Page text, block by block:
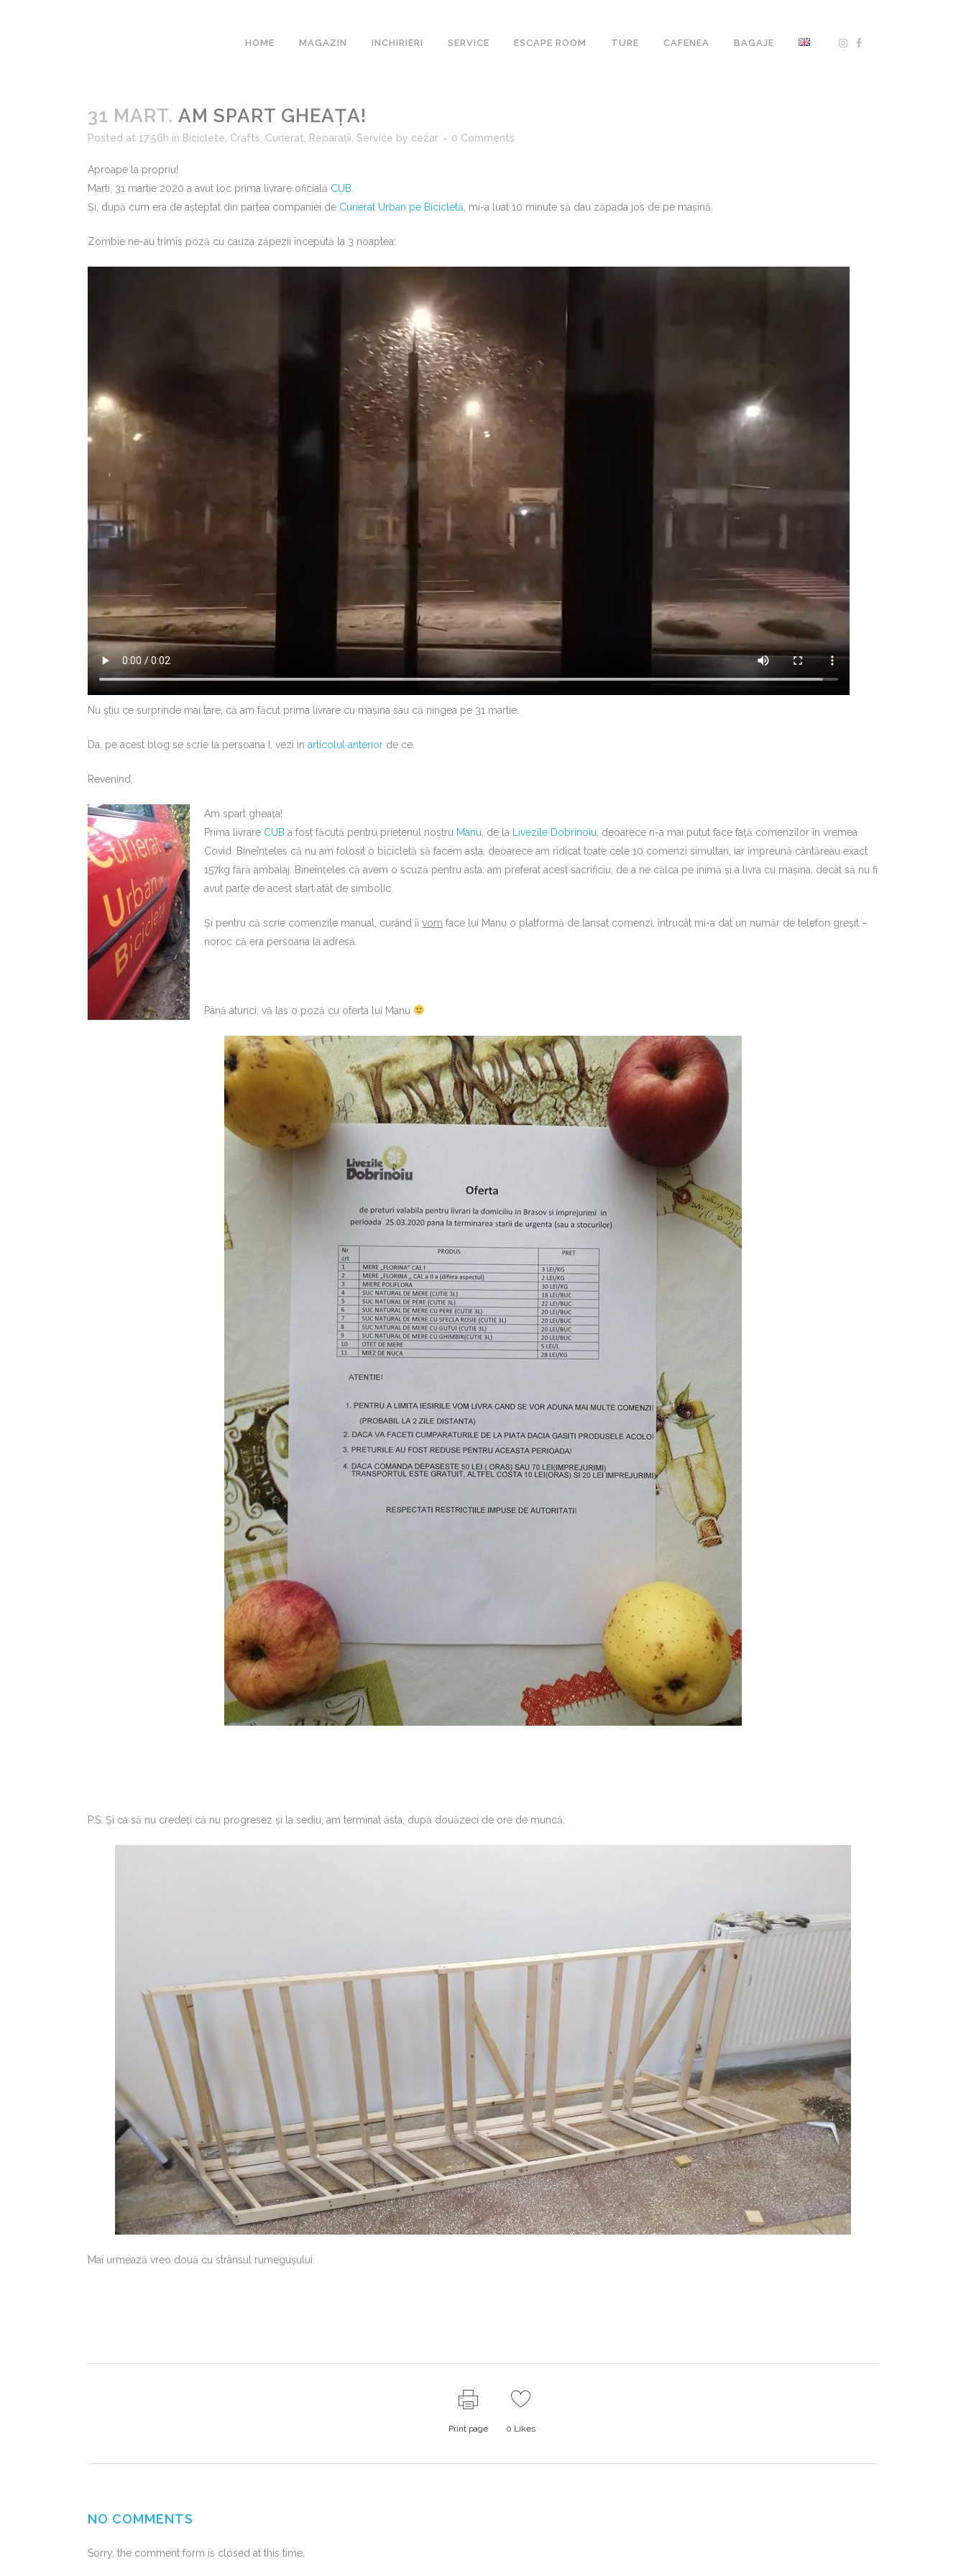
HOME MAGAZIN INCHIRIERI SERVICE ESCAPE ROOM TURE CAFENEA BAGAJE
31 MART. AM SPART GHEAȚA!
Posted at 17:56h in Biciclete Crafts Curierat Reparații Service by cezar 0 Comments
Aproape la propriu!
Marti, 31 martie 2020 a avut loc prima livrare oficială CUB
Și, după cum era de așteptat din partea companiei de Curierat Urban pe Bicicletă , mi-a luat 10 minute să dau zăpada jos de pe mașină.
Zombie ne-au trimis poză cu cauza zăpezii începută la 3 noaptea:
Nu știu ce surprinde mai tare, că am făcut prima livrare cu mașina sau că ningea pe 31 martie.
Da, pe acest blog se scrie la persoana I, vezi in articolul anterior de ce.
Revenind,
Am spart gheața!
Prima livrare CUB a fost făcută pentru prietenul nostru Manu , de la Livezile Dobrinoiu , deoarece n-a mai putut face față comenzilor în vremea
Covid. Bineînțeles că nu am folosit o bicicletă să facem asta, deoarece am ridicat toate cele 10 comenzi simultan, iar împreună cântăreau exact
157kg fără ambalaj. Bineînțeles că avem o scuză pentru asta: am preferat acest sacrificiu, de a ne călca pe inimă și a livra cu mașina, decât să nu fi
avut parte de acest start atât de simbolic.
Și pentru că scrie comenzile manual, curând îi vom face lui Manu o platformă de lansat comenzi, întrucât mi-a dat un număr de telefon greșit –
noroc că era persoana la adresă.
Până atunci, vă las o poză cu oferta lui Manu
P.S. Și ca să nu credeți că nu progresez și la sediu, am terminat ăsta, după douăzeci de ore de muncă.
Mai urmează vreo două cu strânsul rumegușului.
Print page 0 Likes
NO COMMENTS
Sorry, the comment form is closed at this time.